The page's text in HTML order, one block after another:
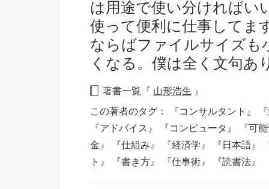
は用途で使い分ければい
使って便利に仕事してま
ならばファイルサイズも
くなる。僕は全く文句あ
著書一覧『 山形浩生 』
この著者のタグ：
『コンサルタント』
『アドバイス』
『コンピュータ』
『可
金』
『仕組み』 『経済学』 『日本語』
ト』
『書き方』 『仕事術』 『読書法』